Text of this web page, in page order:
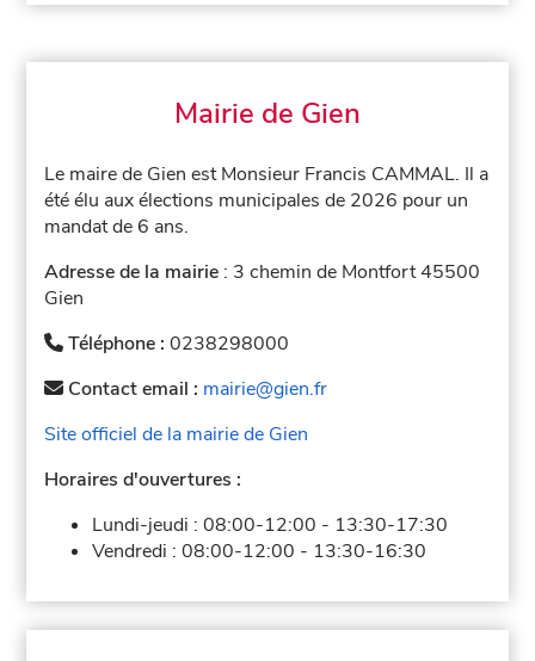
Mairie de Gien
Le maire de Gien est Monsieur Francis CAMMAL. Il a
été élu aux élections municipales de 2026 pour un
mandat de 6 ans.
Adresse de la mairie : 3 chemin de Montfort 45500
Gien
Téléphone :0238298000
Contact email : mairie@gien.fr
Site officiel de la mairie de Gien
Horaires d'ouvertures :
Lundi-jeudi :08:00-12:00 - 13:30-17:30
Vendredi :08:00-12:00 - 13:30-16:30